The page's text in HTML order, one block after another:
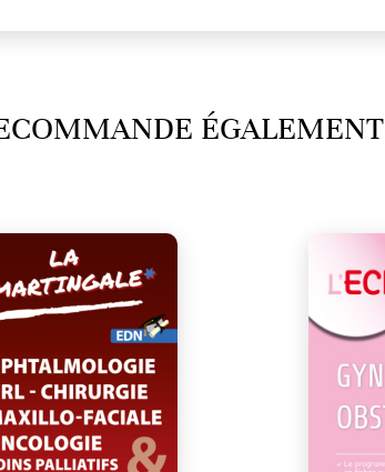
ÉGALEMENT